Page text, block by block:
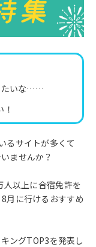
たいな……
るサイトが多くて
ませんか？
以上に合宿免許を
月に行けるおすすめ
ングTOP3を発表し